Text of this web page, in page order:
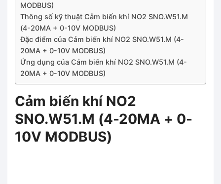
MODBUS)
Thông số kỹ thuật Cảm biến khí NO2 SNO.W51.M
(4-20MA + 0-10V MODBUS)
Đặc điểm của Cảm biến khí NO2 SNO.W51.M (4-
20MA + 0-10V MODBUS)
Ứng dụng của Cảm biến khí NO2 SNO.W51.M (4-
20MA + 0-10V MODBUS)
Cảm biến khí NO2
SNO.W51.M (4-20MA + 0-
10V MODBUS)